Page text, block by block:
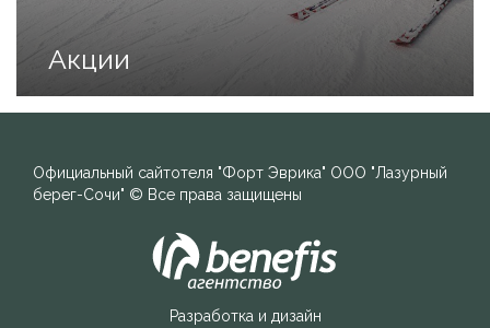
Акции
Официальный сайтотеля "Форт Эврика" ООО "Лазурный
берег-Сочи" © Все права защищены
Разработка и дизайн